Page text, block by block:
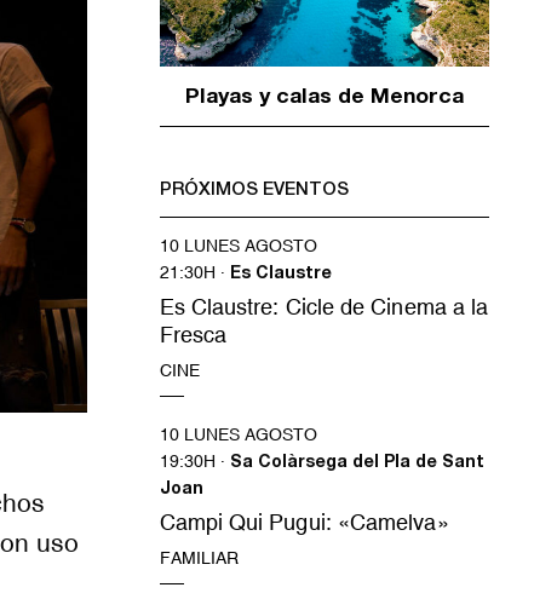
uso
Playas y calas de Menorca
PRÓXIMOS EVENTOS
10 LUNES AGOSTO
21:30H · Es Claustre
Es Claustre: Cicle de Cinema a la
Fresca
CINE
10 LUNES AGOSTO
19:30H · Sa Colàrsega del Pla de Sant
Joan
Campi Qui Pugui: «Camelva»
FAMILIAR